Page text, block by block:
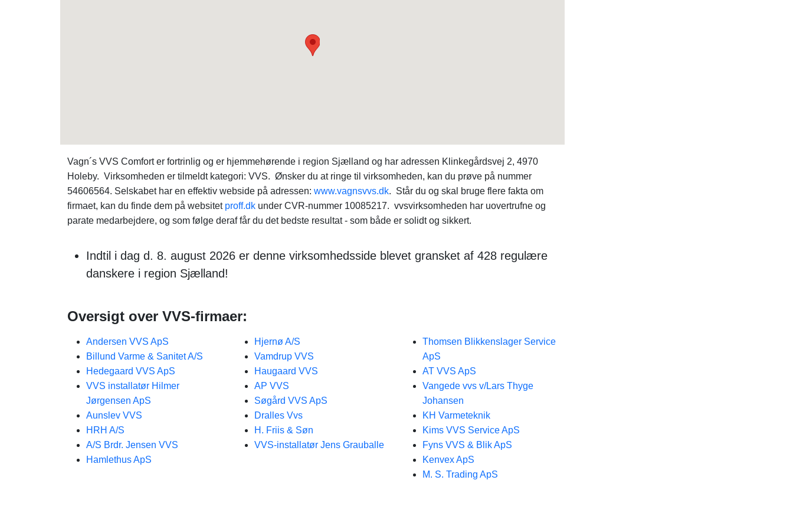
Vagn´s VVS Comfort er fortrinlig og er hjemmehørende i region Sjælland og har adressen Klinkegårdsvej 2, 4970
Holeby. Virksomheden er tilmeldt kategori: VVS. Ønsker du at ringe til virksomheden, kan du prøve på nummer
54606564. Selskabet har en effektiv webside på adressen: www.vagnsvvs.dk. Står du og skal bruge flere fakta om
firmaet, kan du finde dem på websitet proff.dk under CVR-nummer 10085217. vvsvirksomheden har uovertrufne og
parate medarbejdere, og som følge deraf får du det bedste resultat - som både er solidt og sikkert.
Indtil i dag d. 8. august 2026 er denne virksomhedsside blevet gransket af 428 regulære
danskere i region Sjælland!
Oversigt over VVS-firmaer:
Andersen VVS ApS
Billund Varme & Sanitet A/S
Hedegaard VVS ApS
VVS installatør Hilmer
Jørgensen ApS
Aunslev VVS
HRH A/S
A/S Brdr. Jensen VVS
Hamlethus ApS
Hjernø A/S
Vamdrup VVS
Haugaard VVS
AP VVS
Søgård VVS ApS
Dralles Vvs
H. Friis & Søn
VVS-installatør Jens Grauballe
Thomsen Blikkenslager Service
ApS
AT VVS ApS
Vangede vvs v/Lars Thyge
Johansen
KH Varmeteknik
Kims VVS Service ApS
Fyns VVS & Blik ApS
Kenvex ApS
M. S. Trading ApS